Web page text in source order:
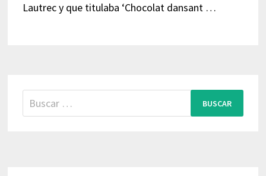
Lautrec y que titulaba ‘Chocolat dansant …
Buscar: